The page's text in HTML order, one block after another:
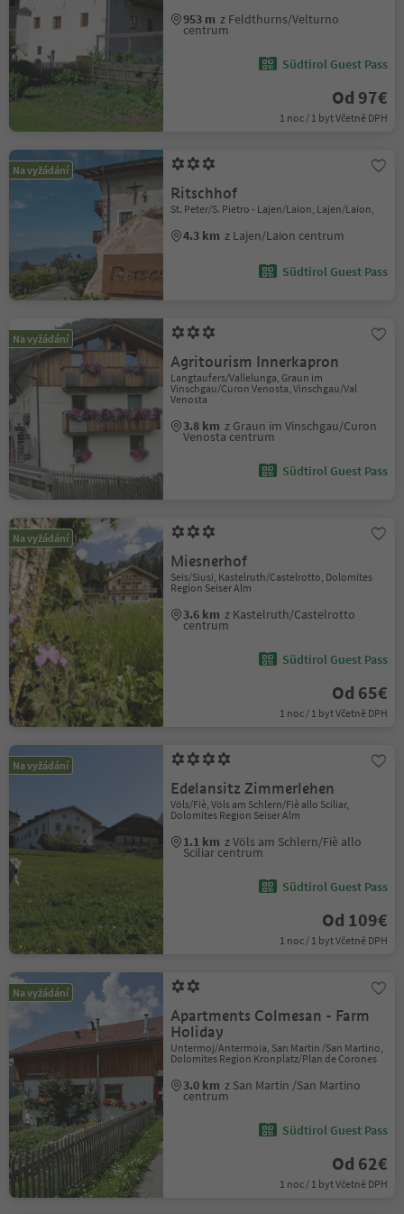
953 m z Feldthurns/Velturno
centrum
Südtirol Guest Pass
Od 97€
1 noc / 1 byt Včetně DPH
Na vyžádání
Ritschhof
St. Peter/S. Pietro - Lajen/Laion, Lajen/Laion,
4.3 km z Lajen/Laion centrum
Südtirol Guest Pass
Na vyžádání
Agritourism Innerkapron
Langtaufers/Vallelunga, Graun im
Vinschgau/Curon Venosta, Vinschgau/Val
Venosta
3.8 km z Graun im Vinschgau/Curon
Venosta centrum
Südtirol Guest Pass
Na vyžádání
Miesnerhof
Seis/Siusi, Kastelruth/Castelrotto, Dolomites
Region Seiser Alm
3.6 km z Kastelruth/Castelrotto
centrum
Südtirol Guest Pass
Od 65€
1 noc / 1 byt Včetně DPH
Na vyžádání
Edelansitz Zimmerlehen
Völs/Fiè, Völs am Schlern/Fiè allo Sciliar,
Dolomites Region Seiser Alm
1.1 km z Völs am Schlern/Fiè allo
Sciliar centrum
Südtirol Guest Pass
Od 109€
1 noc / 1 byt Včetně DPH
Na vyžádání
Apartments Colmesan - Farm
Holiday
Untermoj/Antermoia, San Martin /San Martino,
Dolomites Region Kronplatz/Plan de Corones
3.0 km z San Martin /San Martino
centrum
Südtirol Guest Pass
Od 62€
1 noc / 1 byt Včetně DPH